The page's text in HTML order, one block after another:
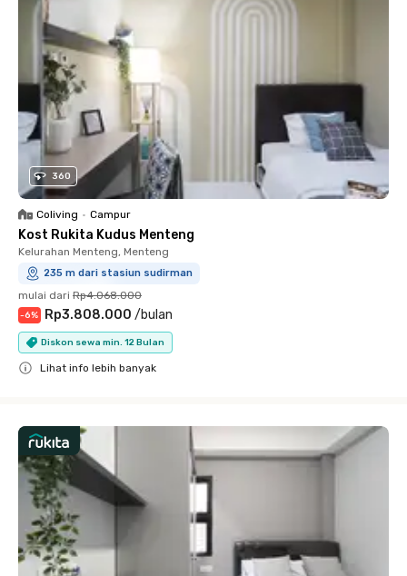
360
Coliving • Campur
Kost Rukita Kudus Menteng
Kelurahan Menteng, Menteng
235 m dari stasiun sudirman
mulai dari Rp4.068.000
-6% Rp3.808.000 /bulan
Diskon sewa min. 12 Bulan
Lihat info lebih banyak